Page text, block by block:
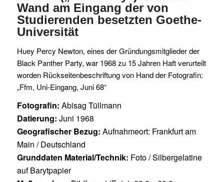
Wand am Eingang der von
Studierenden besetzten Goethe-
Universität
Huey Percy Newton, eines der Gründungsmitglieder der
Black Panther Party, war 1968 zu 15 Jahren Haft verurteilt
worden Rückseitenbeschriftung von Hand der Fotografin:
„Ffm, Uni-Eingang, Juni 68“
Fotografin: Abisag Tüllmann
Datierung: Juni 1968
Geografischer Bezug: Aufnahmeort: Frankfurt am
Main / Deutschland
Grunddaten Material/Technik: Foto / Silbergelatine
auf Barytpapier